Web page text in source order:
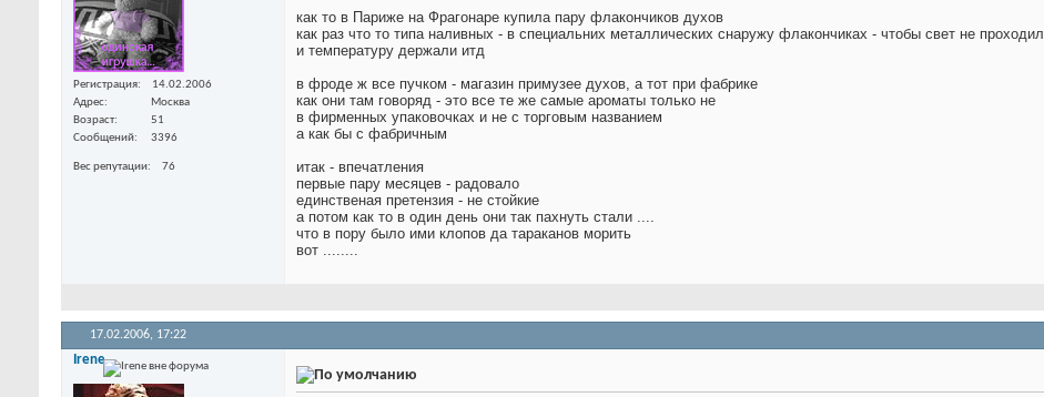
Регистрация
14.02.2006
Адрес
Москва
Возраст
51
Сообщений
3396
Вес репутации 76
как то в Париже на Фрагонаре купила пару флакончиков духов
как раз что то типа наливных - в специальних металлических снаружу флакончиках - чтобы свет не проходил
и температуру держали итд
в фроде ж все пучком - магазин примузее духов, а тот при фабрике
как они там говоряд - это все те же самые ароматы только не
в фирменных упаковочках и не с торговым названием
а как бы с фабричным
итак - впечатления
первые пару месяцев - радовало
единственая претензия - не стойкие
а потом как то в один день они так пахнуть стали ....
что в пору было ими клопов да тараканов морить
вот ........
17.02.2006, 17:22
Irene